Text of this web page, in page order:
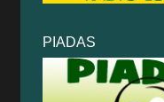
PIADAS